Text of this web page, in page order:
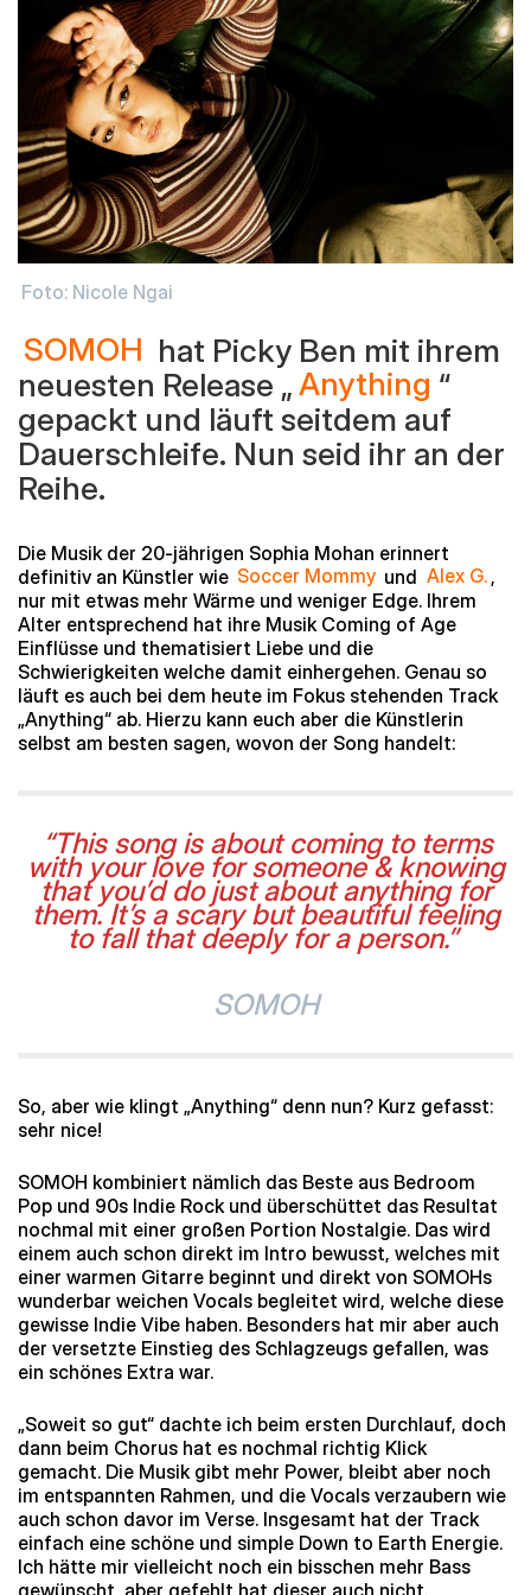
Foto: Nicole Ngai
SOMOH hat Picky Ben mit ihrem
neuesten Release „Anything “
gepackt und läuft seitdem auf
Dauerschleife. Nun seid ihr an der
Reihe.
Die Musik der 20-jährigen Sophia Mohan erinnert
definitiv an Künstler wie Soccer Mommy und Alex G. ,
nur mit etwas mehr Wärme und weniger Edge. Ihrem
Alter entsprechend hat ihre Musik Coming of Age
Einflüsse und thematisiert Liebe und die
Schwierigkeiten welche damit einhergehen. Genau so
läuft es auch bei dem heute im Fokus stehenden Track
„Anything“ ab. Hierzu kann euch aber die Künstlerin
selbst am besten sagen, wovon der Song handelt:
“This song is about coming to terms
with your love for someone & knowing
that you’d do just about anything for
them. It’s a scary but beautiful feeling
to fall that deeply for a person.”
SOMOH
So, aber wie klingt „Anything“ denn nun? Kurz gefasst:
sehr nice!
SOMOH kombiniert nämlich das Beste aus Bedroom
Pop und 90s Indie Rock und überschüttet das Resultat
nochmal mit einer großen Portion Nostalgie. Das wird
einem auch schon direkt im Intro bewusst, welches mit
einer warmen Gitarre beginnt und direkt von SOMOHs
wunderbar weichen Vocals begleitet wird, welche diese
gewisse Indie Vibe haben. Besonders hat mir aber auch
der versetzte Einstieg des Schlagzeugs gefallen, was
ein schönes Extra war.
„Soweit so gut“ dachte ich beim ersten Durchlauf, doch
dann beim Chorus hat es nochmal richtig Klick
gemacht. Die Musik gibt mehr Power, bleibt aber noch
im entspannten Rahmen, und die Vocals verzaubern wie
auch schon davor im Verse. Insgesamt hat der Track
einfach eine schöne und simple Down to Earth Energie.
Ich hätte mir vielleicht noch ein bisschen mehr Bass
gewünscht, aber gefehlt hat dieser auch nicht.